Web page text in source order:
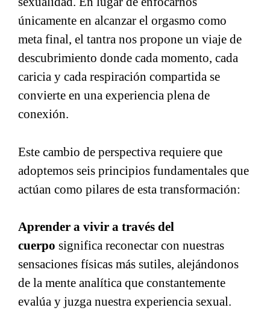
únicamente en alcanzar el orgasmo como
meta final, el tantra nos propone un viaje de
descubrimiento donde cada momento, cada
caricia y cada respiración compartida se
convierte en una experiencia plena de
conexión.
Este cambio de perspectiva requiere que
adoptemos seis principios fundamentales que
actúan como pilares de esta transformación:
Aprender a vivir a través del
cuerpo significa reconectar con nuestras
sensaciones físicas más sutiles, alejándonos
de la mente analítica que constantemente
evalúa y juzga nuestra experiencia sexual.